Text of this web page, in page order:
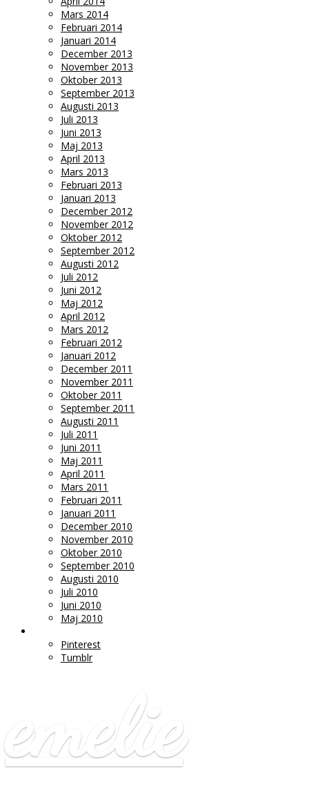
Mars 2014
Februari 2014
Januari 2014
December 2013
November 2013
Oktober 2013
September 2013
Augusti 2013
Juli 2013
Juni 2013
Maj 2013
April 2013
Mars 2013
Februari 2013
Januari 2013
December 2012
November 2012
Oktober 2012
September 2012
Augusti 2012
Juli 2012
Juni 2012
Maj 2012
April 2012
Mars 2012
Februari 2012
Januari 2012
December 2011
November 2011
Oktober 2011
September 2011
Augusti 2011
Juli 2011
Juni 2011
Maj 2011
April 2011
Mars 2011
Februari 2011
Januari 2011
December 2010
November 2010
Oktober 2010
September 2010
Augusti 2010
Juli 2010
Juni 2010
Maj 2010
Pinterest
Tumblr
emelie